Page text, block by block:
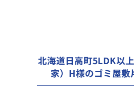
北海道日高町5LDK以
家）H様のゴミ屋敷